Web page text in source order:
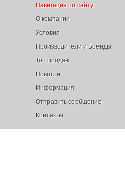
Навигация по сайту:
О компании
Условия
Производители и Бренды
Топ продаж
Новости
Информация
Отправить сообщение
Контакты